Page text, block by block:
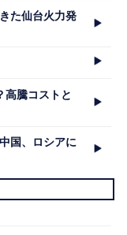
た仙台火力発
高騰コストと
国、ロシアに